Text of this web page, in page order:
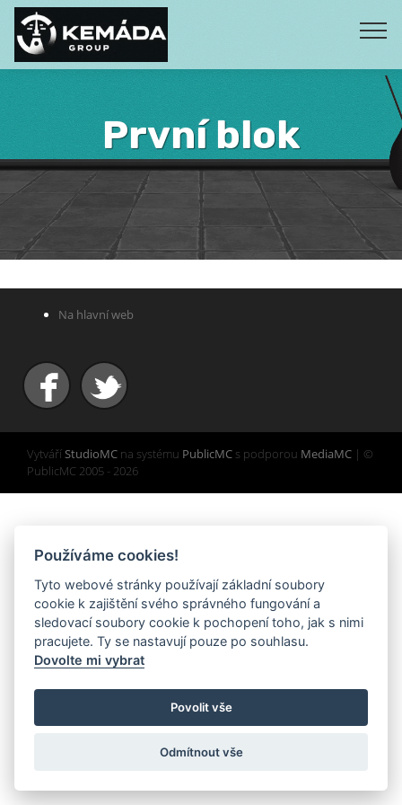
První blok
Na hlavní web
VytváříStudioMC na systému PublicMC s podporou MediaMC | ©
PublicMC 2005 - 2026
Používáme cookies!
Tyto webové stránky používají základní soubory
cookie k zajištění svého správného fungování a
sledovací soubory cookie k pochopení toho, jak s nimi
pracujete. Ty se nastavují pouze po souhlasu.
Dovolte mi vybrat
Povolit vše
Odmítnout vše